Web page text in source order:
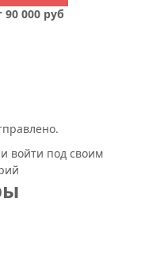
90 000 руб
войти под своим